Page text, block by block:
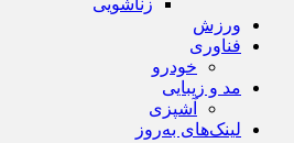
زناشویی
ورزش
فناوری
خودرو
مد و زیبایی
آشپزی
لینک‌های به‌روز